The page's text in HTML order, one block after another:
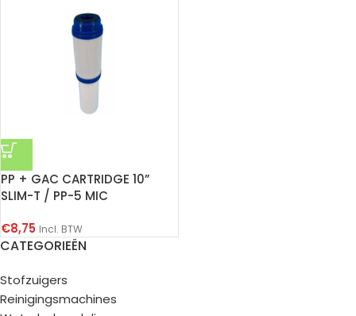
PP + GAC CARTRIDGE 10”
SLIM-T / PP-5 MIC
€8,75 Incl. BTW
CATEGORIEËN
Stofzuigers
Reinigingsmachines